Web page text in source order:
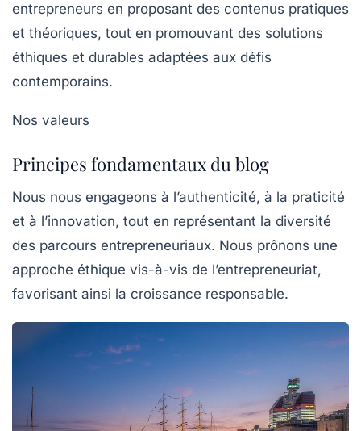
entrepreneurs en proposant des contenus pratiques
et théoriques, tout en promouvant des solutions
éthiques et durables adaptées aux défis
contemporains.
Nos valeurs
Principes fondamentaux du blog
Nous nous engageons à l’authenticité, à la praticité
et à l’innovation, tout en représentant la diversité
des parcours entrepreneuriaux. Nous prônons une
approche éthique vis-à-vis de l’entrepreneuriat,
favorisant ainsi la croissance responsable.